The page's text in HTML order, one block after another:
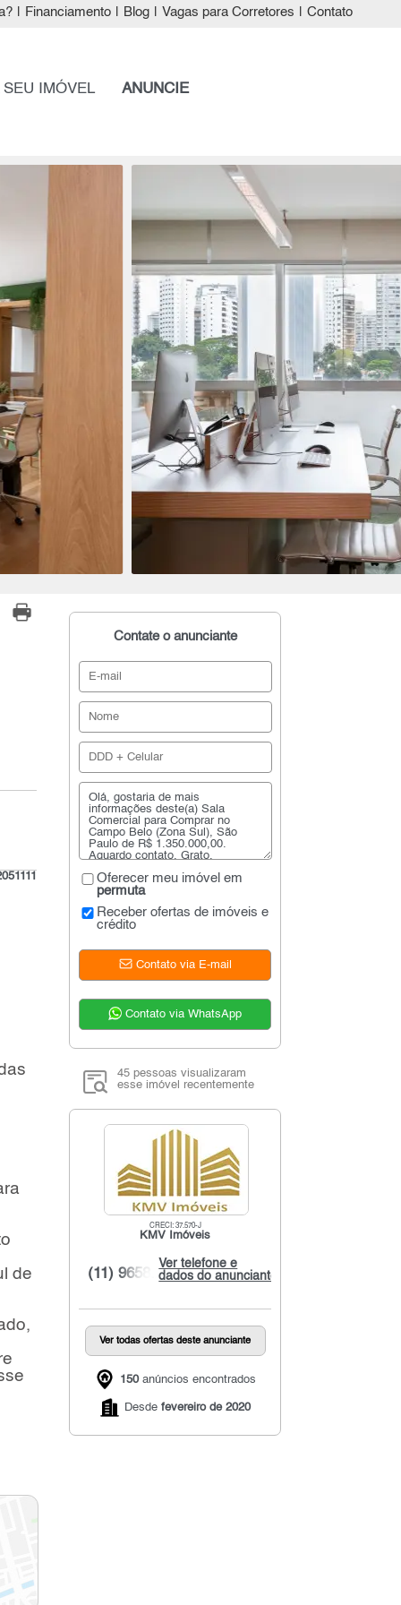
Financiamento Blog Vagas para Corretores Contato
IMÓVEL ANUNCIE
de
Contate o anunciante
Oferecer meu imóvel em
permuta
Receber ofertas de imóveis e
crédito
Contato via E-mail
Contato via WhatsApp
45 pessoas visualizaram
esse imóvel recentemente
CRECI: 37.570-J
KMV Imóveis
Ver telefone e
dados do anunciante
(11) 9658...
Ver todas ofertas deste anunciante
150anúncios encontrados
Desdefevereiro de 2020